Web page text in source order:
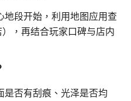
地段开始，利用地图应用查
，再结合玩家口碑与店内
是否有刮痕、光泽是否均